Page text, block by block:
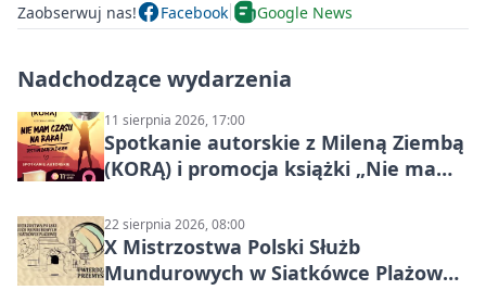
Zaobserwuj nas! Facebook Google News
Nadchodzące wydarzenia
11 sierpnia 2026, 17:00
Spotkanie autorskie z Mileną Ziembą
(KORĄ) i promocja książki „Nie mam
22 sierpnia 2026, 08:00
X Mistrzostwa Polski Służb
Mundurowych w Siatkówce Plażowej